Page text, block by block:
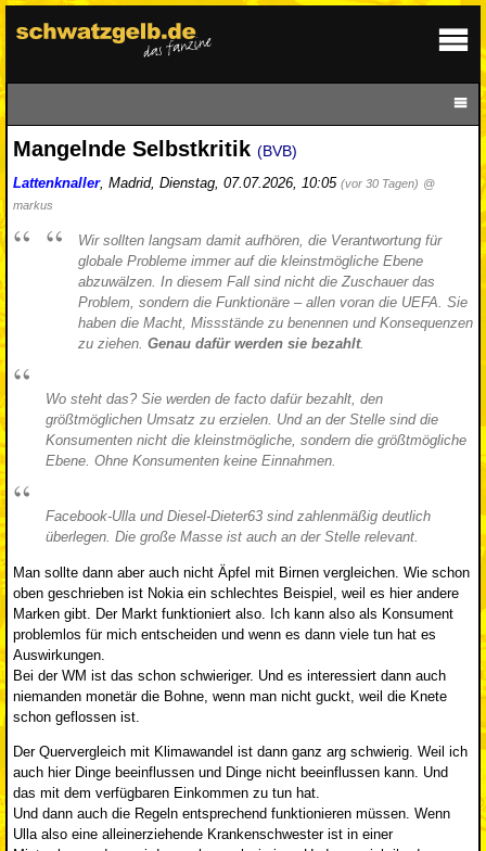
Mangelnde Selbstkritik (BVB)
Lattenknaller, Madrid, Dienstag, 07.07.2026, 10:05 (vor 30 Tagen) @
markus
Wir sollten langsam damit aufhören, die Verantwortung für
globale Probleme immer auf die kleinstmögliche Ebene
abzuwälzen. In diesem Fall sind nicht die Zuschauer das
Problem, sondern die Funktionäre – allen voran die UEFA. Sie
haben die Macht, Missstände zu benennen und Konsequenzen
zu ziehen. Genau dafür werden sie bezahlt.
Wo steht das? Sie werden de facto dafür bezahlt, den
größtmöglichen Umsatz zu erzielen. Und an der Stelle sind die
Konsumenten nicht die kleinstmögliche, sondern die größtmögliche
Ebene. Ohne Konsumenten keine Einnahmen.
Facebook-Ulla und Diesel-Dieter63 sind zahlenmäßig deutlich
überlegen. Die große Masse ist auch an der Stelle relevant.
Man sollte dann aber auch nicht Äpfel mit Birnen vergleichen. Wie schon
oben geschrieben ist Nokia ein schlechtes Beispiel, weil es hier andere
Marken gibt. Der Markt funktioniert also. Ich kann also als Konsument
problemlos für mich entscheiden und wenn es dann viele tun hat es
Auswirkungen.
Bei der WM ist das schon schwieriger. Und es interessiert dann auch
niemanden monetär die Bohne, wenn man nicht guckt, weil die Knete
schon geflossen ist.
Der Quervergleich mit Klimawandel ist dann ganz arg schwierig. Weil ich
auch hier Dinge beeinflussen und Dinge nicht beeinflussen kann. Und
das mit dem verfügbaren Einkommen zu tun hat.
Und dann auch die Regeln entsprechend funktionieren müssen. Wenn
Ulla also eine alleinerziehende Krankenschwester ist in einer